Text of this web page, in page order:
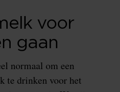
voor
gaan
normaal om een
te drinken voor het